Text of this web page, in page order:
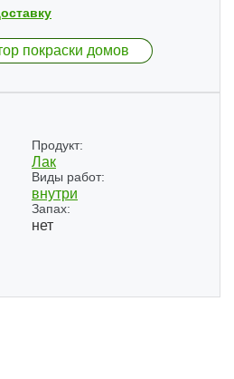
покраски домов
Продукт:
Лак
Виды работ:
внутри
Запах:
нет